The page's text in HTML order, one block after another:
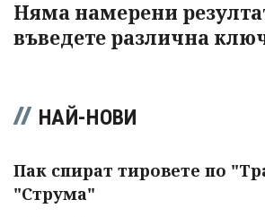
Няма намерени
въведете различна
НАЙ-НОВИ
Пак спират тировете по
"Струма"